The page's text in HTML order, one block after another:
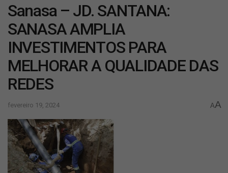
Sanasa – JD. SANTANA:
SANASA AMPLIA
INVESTIMENTOS PARA
MELHORAR A QUALIDADE DAS
REDES
fevereiro 19, 2024 AA